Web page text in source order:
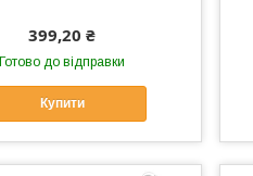
399,20 ₴
Готово до відправки
Купити